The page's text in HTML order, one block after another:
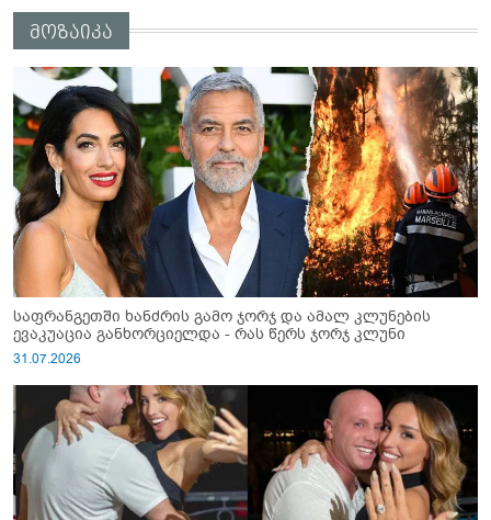
მოზაიკა
საფრანგეთში ხანძრის გამო ჯორჯ და ამალ კლუნების
ევაკუაცია განხორციელდა - რას წერს ჯორჯ კლუნი
31.07.2026